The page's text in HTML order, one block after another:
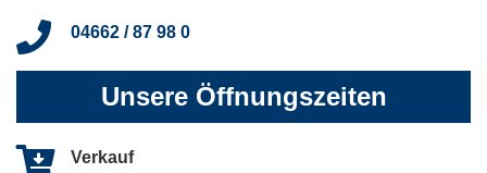
04662 / 87 98 0
Unsere Öffnungszeiten
Verkauf